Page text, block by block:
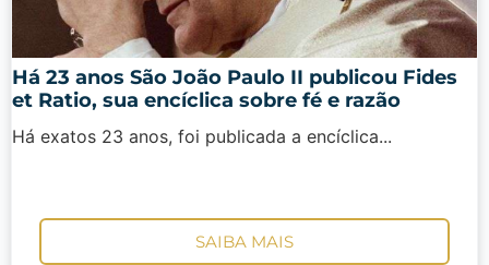
Há 23 anos São João Paulo II publicou Fides
et Ratio, sua encíclica sobre fé e razão
Há exatos 23 anos, foi publicada a encíclica...
SAIBA MAIS